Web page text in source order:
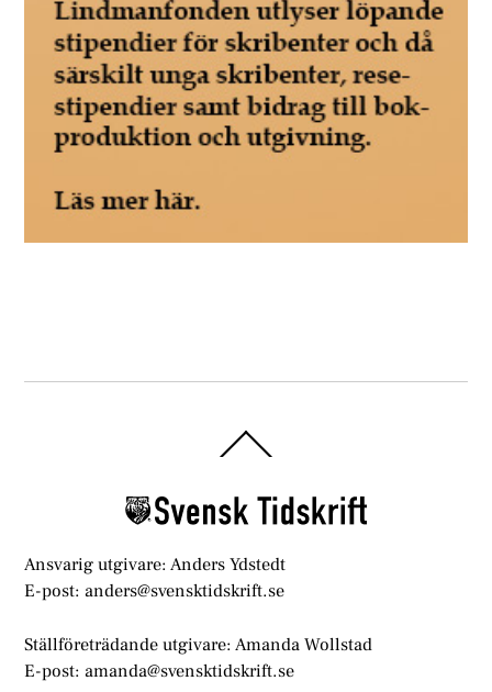
To
Ansvarig utgivare: Anders Ydstedt
E-post: anders@svensktidskrift.se
Ställföreträdande utgivare: Amanda Wollstad
E-post: amanda@svensktidskrift.se